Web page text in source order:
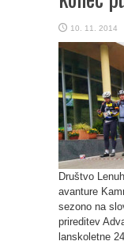
10. 11. 2014
Društvo
avanture
sezono na
prireditev
lanskoletne